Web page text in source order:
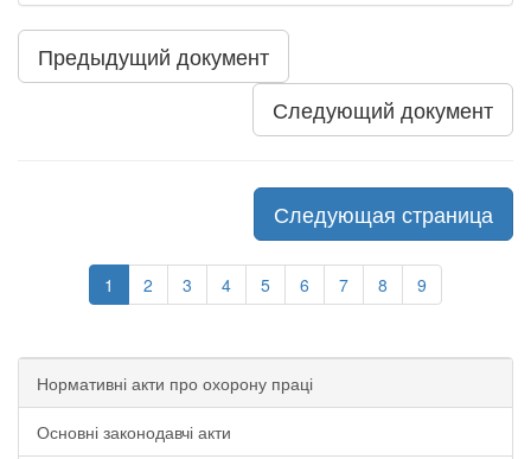
Предыдущий документ
Следующий документ
Следующая страница
1 2 3 4 5 6 7 8 9
Нормативні акти про охорону праці
Основні законодавчі акти